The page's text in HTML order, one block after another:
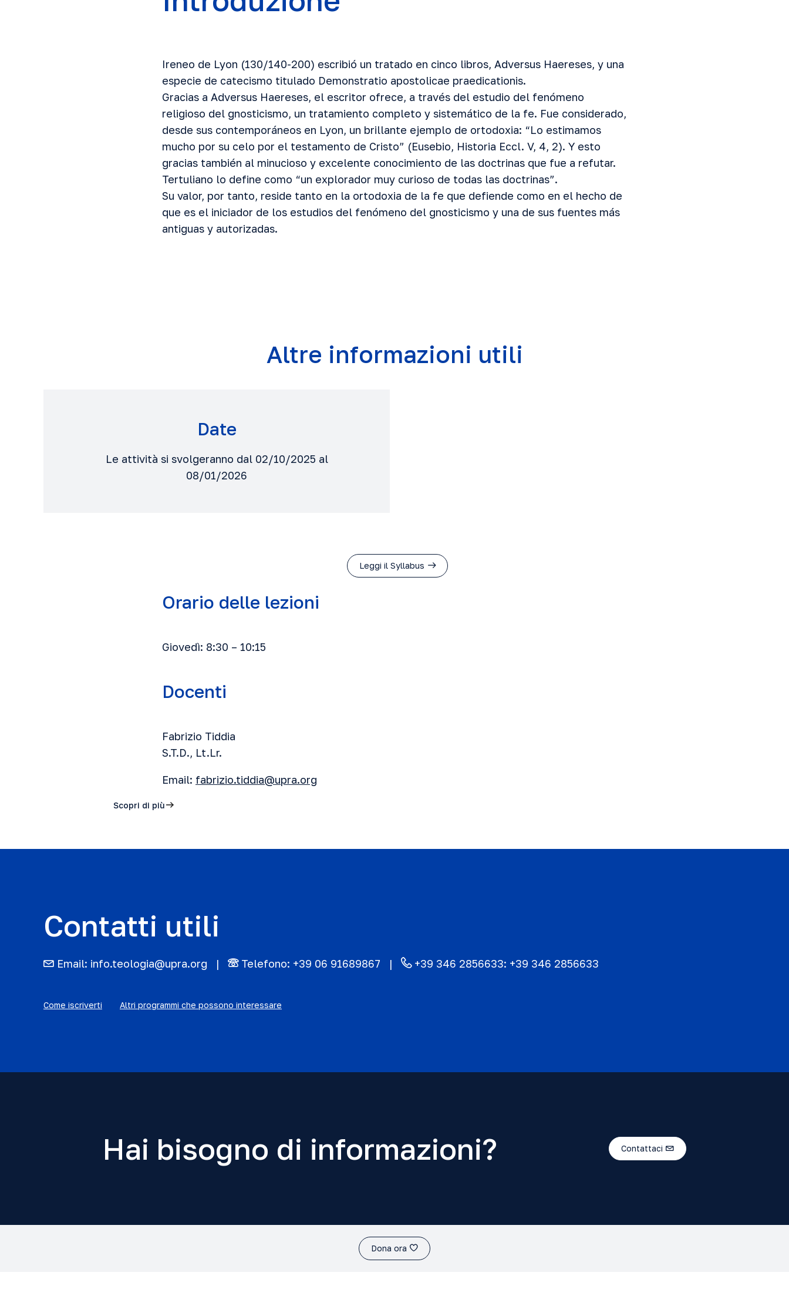
Ireneo de Lyon (130/140-200) escribió un tratado en cinco libros, Adversus Haereses, y una
especie de catecismo titulado Demonstratio apostolicae praedicationis.
Gracias a Adversus Haereses, el escritor ofrece, a través del estudio del fenómeno
religioso del gnosticismo, un tratamiento completo y sistemático de la fe. Fue considerado,
desde sus contemporáneos en Lyon, un brillante ejemplo de ortodoxia: “Lo estimamos
mucho por su celo por el testamento de Cristo” (Eusebio, Historia Eccl. V, 4, 2). Y esto
gracias también al minucioso y excelente conocimiento de las doctrinas que fue a refutar.
Tertuliano lo define como “un explorador muy curioso de todas las doctrinas”.
Su valor, por tanto, reside tanto en la ortodoxia de la fe que defiende como en el hecho de
que es el iniciador de los estudios del fenómeno del gnosticismo y una de sus fuentes más
antiguas y autorizadas.
Altre informazioni utili
Date
Le attività si svolgeranno dal 02/10/2025 al
08/01/2026
Leggi il Syllabus
Orario delle lezioni
Giovedì: 8:30 – 10:15
Docenti
Fabrizio Tiddia
S.T.D., Lt.Lr.
Email: fabrizio.tiddia@upra.org
Scopri di più
Contatti utili
Email: info.teologia@upra.org Telefono: +39 06 91689867 +39 346 2856633: +39 346 2856633
Come iscriverti Altri programmi che possono interessare
Hai bisogno di informazioni? Contattaci
Dona ora